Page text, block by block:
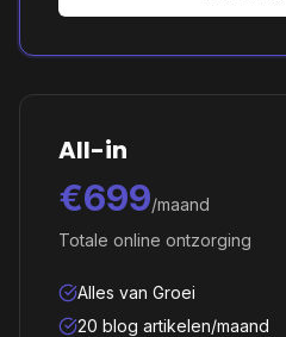
All-in
€699/maand
Totale online ontzorging
Alles van Groei
20 blog artikelen/maand